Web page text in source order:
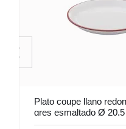
Plato coupe llano
gres esmaltado Ø
Pro.mundi